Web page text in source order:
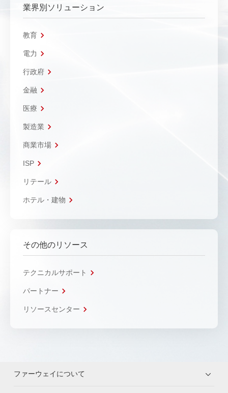
業界別ソリューション
教育
電力
行政府
金融
医療
製造業
商業市場
ISP
リテール
ホテル・建物
その他のリソース
テクニカルサポート
パートナー
リソースセンター
ファーウェイについて